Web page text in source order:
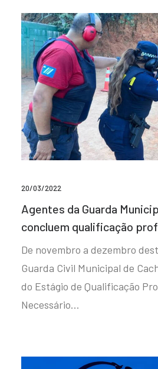
20/03/2022
Agentes da Guarda
concluem qualificação
De novembro a dezembro
Guarda Civil Municipal de
do Estágio de Qualificação
Necessário…